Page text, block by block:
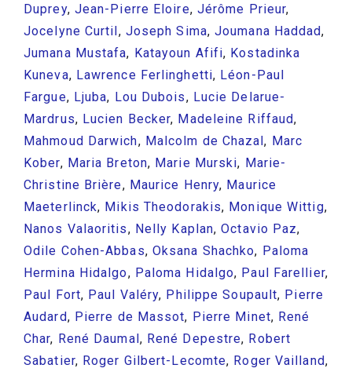
Duprey, Jean-Pierre Eloire, Jérôme Prieur,
Jocelyne Curtil, Joseph Sima,Joumana Haddad,
Jumana Mustafa, Katayoun Afifi, Kostadinka
Kuneva, Lawrence Ferlinghetti, Léon-Paul
Fargue, Ljuba, Lou Dubois, Lucie Delarue-
Mardrus, Lucien Becker, Madeleine Riffaud,
Mahmoud Darwich, Malcolm de Chazal, Marc
Kober, Maria Breton, Marie Murski, Marie-
Christine Brière, Maurice Henry, Maurice
Maeterlinck, Mikis Theodorakis, Monique Wittig,
Nanos Valaoritis, Nelly Kaplan,Octavio Paz,
Odile Cohen-Abbas, Oksana Shachko, Paloma
Hermina Hidalgo, Paloma Hidalgo, Paul Farellier,
Paul Fort, Paul Valéry, Philippe Soupault, Pierre
Audard, Pierre de Massot, Pierre Minet, René
Char, René Daumal, René Depestre, Robert
Sabatier, Roger Gilbert-Lecomte, Roger Vailland,